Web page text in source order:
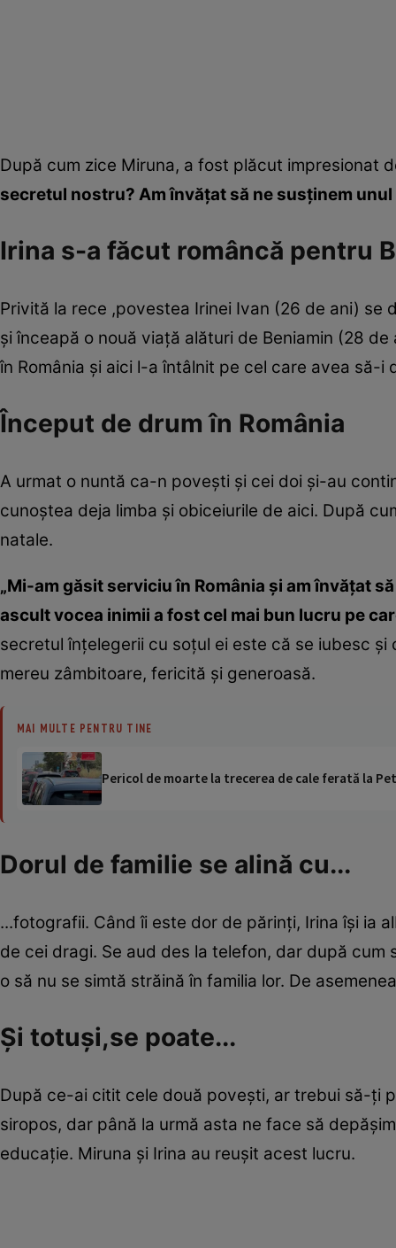
După cum zice Miruna, a fost plăcut impresionat
secretul nostru? Am învăţat să ne susţinem
Irina s-a făcut româncă pentru
Privită la rece ,povestea Irinei Ivan (26 de ani)
şi înceapă o nouă viaţă alături de Beniamin (28
în România şi aici l-a întâlnit pe cel care avea să-i
Început de drum în România
A urmat o nuntă ca-n poveşti şi cei doi şi-au
cunoştea deja limba şi obiceiurile de aici. După
natale.
„Mi-am găsit serviciu în România şi am învăţat
ascult vocea inimii a fost cel mai bun lucru pe
secretul înţelegerii cu soţul ei este că se iubesc
mereu zâmbitoare, fericită şi generoasă.
MAI MULTE PENTRU TINE
Pericol de moarte la trecerea de cale ferată la
Dorul de familie se alină cu...
...fotografii. Când îi este dor de părinţi, Irina îşi ia
de cei dragi. Se aud des la telefon, dar după
o să nu se simtă străină în familia lor. De
Şi totuşi,se poate...
După ce-ai citit cele două poveşti, ar trebui să-ţi
siropos, dar până la urmă asta ne face să
educaţie. Miruna şi Irina au reuşit acest lucru.